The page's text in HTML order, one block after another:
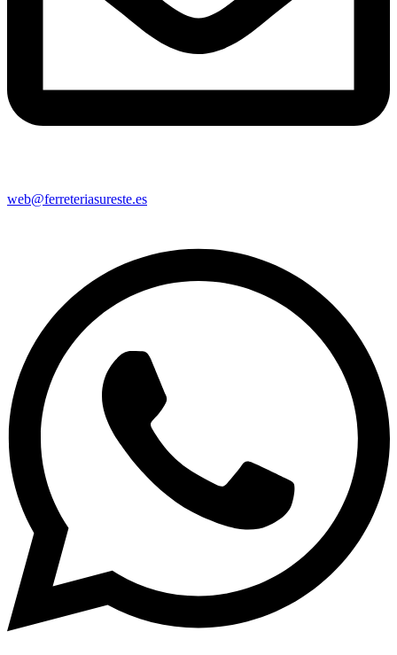
web@ferreteriasureste.es